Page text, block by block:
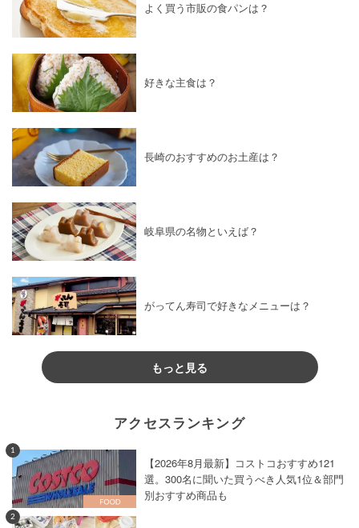
よく買う市販の食パンは？
好きな主食は？
長崎のおすすめのお土産は？
岐阜県の名物といえば？
がってん寿司で好きなメニューは？
もっと見る
アクセスランキング
1
【2026年8月最新】コストコおすすめ121
選。300名に聞いた買うべき人気1位＆部門
別おすすめ商品も
2